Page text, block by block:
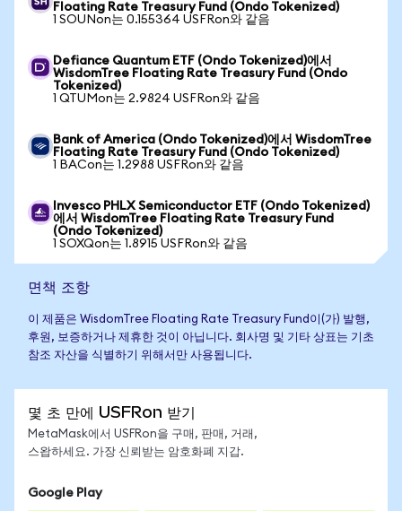
Floating Rate Treasury Fund (Ondo Tokenized)
1 SOUNon는 0.155364 USFRon와 같음
Defiance Quantum ETF (Ondo Tokenized)에서
WisdomTree Floating Rate Treasury Fund (Ondo
Tokenized)
1 QTUMon는 2.9824 USFRon와 같음
Bank of America (Ondo Tokenized)에서 WisdomTree
Floating Rate Treasury Fund (Ondo Tokenized)
1 BACon는 1.2988 USFRon와 같음
Invesco PHLX Semiconductor ETF (Ondo Tokenized)
에서 WisdomTree Floating Rate Treasury Fund
(Ondo Tokenized)
1 SOXQon는 1.8915 USFRon와 같음
면책 조항
이 제품은 WisdomTree Floating Rate Treasury Fund이(가) 발행,
후원, 보증하거나 제휴한 것이 아닙니다. 회사명 및 기타 상표는 기초
참조 자산을 식별하기 위해서만 사용됩니다.
몇 초 만에 USFRon 받기
MetaMask에서 USFRon을 구매, 판매, 거래,
스왑하세요. 가장 신뢰받는 암호화폐 지갑.
Google Play